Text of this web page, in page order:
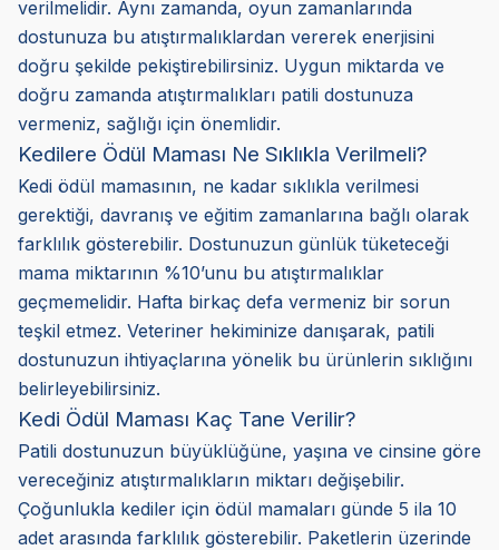
verilmelidir. Aynı zamanda, oyun zamanlarında
dostunuza bu atıştırmalıklardan vererek enerjisini
doğru şekilde pekiştirebilirsiniz. Uygun miktarda ve
doğru zamanda atıştırmalıkları patili dostunuza
vermeniz, sağlığı için önemlidir.
Kedilere Ödül Maması Ne Sıklıkla Verilmeli?
Kedi ödül mamasının, ne kadar sıklıkla verilmesi
gerektiği, davranış ve eğitim zamanlarına bağlı olarak
farklılık gösterebilir. Dostunuzun günlük tüketeceği
mama miktarının %10’unu bu atıştırmalıklar
geçmemelidir. Hafta birkaç defa vermeniz bir sorun
teşkil etmez. Veteriner hekiminize danışarak, patili
dostunuzun ihtiyaçlarına yönelik bu ürünlerin sıklığını
belirleyebilirsiniz.
Kedi Ödül Maması Kaç Tane Verilir?
Patili dostunuzun büyüklüğüne, yaşına ve cinsine göre
vereceğiniz atıştırmalıkların miktarı değişebilir.
Çoğunlukla kediler için ödül mamaları günde 5 ila 10
adet arasında farklılık gösterebilir. Paketlerin üzerinde